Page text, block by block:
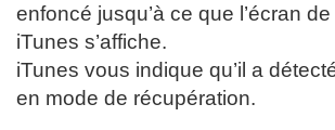
enfoncé jusqu’à ce que l’écran
iTunes s’affiche.
iTunes vous indique qu’il a
en mode de récupération.